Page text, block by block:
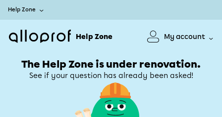
Help Zone
Help Zone My account
The Help Zone is under renovation.
See if your question has already been asked!